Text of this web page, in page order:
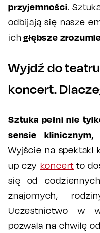
przyjemności.
odbijają się nasze
ichgłębsze
Wyjdź do
koncert.
Sztuka pełni nie
sensie
Wyjście na spektakl
up czy koncert to
się od
znajomych,
Uczestnictwo w
pozwala na chwilę